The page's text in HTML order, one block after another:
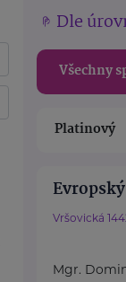
Dle
Všechny
Platinový
Vršovická
Mgr.